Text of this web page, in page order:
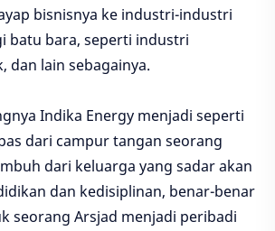
bisnisnya ke industri-industri
batu bara, seperti industri
dan lain sebagainya.
Indika Energy menjadi seperti
dari campur tangan seorang
dari keluarga yang sadar akan
dan kedisiplinan, benar-benar
seorang Arsjad menjadi peribadi